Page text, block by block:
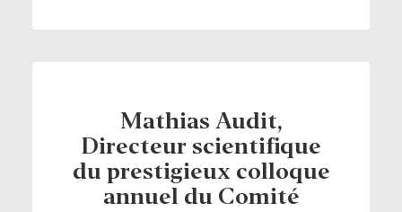
Mathias Audit,
Directeur scientifique
du prestigieux colloque
annuel du Comité